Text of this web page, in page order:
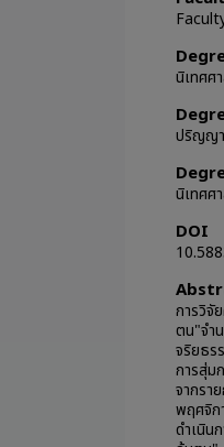
นิเทศศ
ปริญญ
นิเทศศ
DOI
การวิจั
ตน"จำ
จริยธร
การสุ่ม
จากรา
พฤศจิก
ดำเนิน